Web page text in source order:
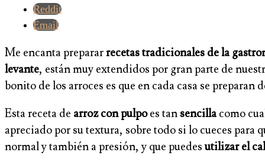
Reddit
Email
Me encanta prepararrecetas tradicionales de la
levante, están muy extendidos por gran parte de
bonito de los arroces es que en cada casa se
Esta receta de arroz con pulpoes tan sencillacomo
apreciado por su textura, sobre todo si lo cueces para
normal y también a presión, y que puedesutilizar el